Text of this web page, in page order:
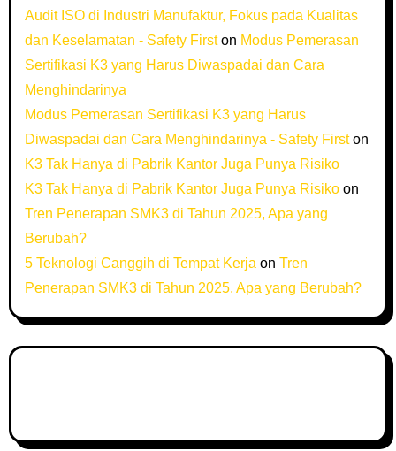
Audit ISO di Industri Manufaktur, Fokus pada Kualitas
dan Keselamatan - Safety Firston Modus Pemerasan
Sertifikasi K3 yang Harus Diwaspadai dan Cara
Menghindarinya
Modus Pemerasan Sertifikasi K3 yang Harus
Diwaspadai dan Cara Menghindarinya - Safety Firston
K3 Tak Hanya di Pabrik Kantor Juga Punya Risiko
K3 Tak Hanya di Pabrik Kantor Juga Punya Risikoon
Tren Penerapan SMK3 di Tahun 2025, Apa yang
Berubah?
5 Teknologi Canggih di Tempat Kerjaon Tren
Penerapan SMK3 di Tahun 2025, Apa yang Berubah?